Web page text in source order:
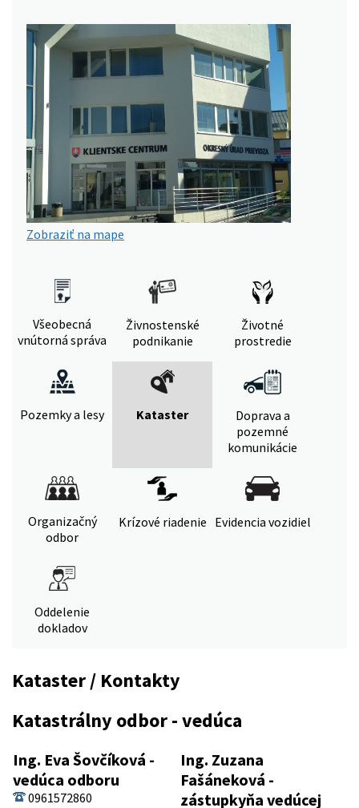
Zobraziť na mape
Všeobecná
vnútorná správa
Živnostenské
podnikanie
Životné
prostredie
Pozemky a lesy Kataster
Doprava a
pozemné
komunikácie
Organizačný
odbor
Krízové riadenie Evidencia vozidiel
Oddelenie
dokladov
Kataster / Kontakty
Katastrálny odbor - vedúca
Ing. Eva Šovčíková -
vedúca odboru
0961572860
Ing. Zuzana
Fašáneková -
zástupkyňa vedúcej